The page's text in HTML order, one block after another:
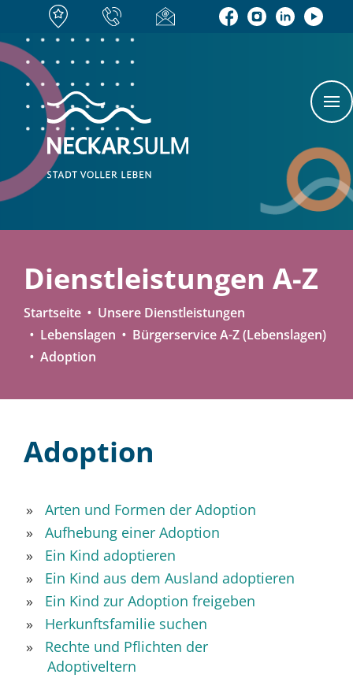
Dienstleistungen A-Z
Startseite
Unsere Dienstleistungen
Lebenslagen
Bürgerservice A-Z (Lebenslagen)
Adoption
Adoption
Arten und Formen der Adoption
Aufhebung einer Adoption
Ein Kind adoptieren
Ein Kind aus dem Ausland adoptieren
Ein Kind zur Adoption freigeben
Herkunftsfamilie suchen
Rechte und Pflichten der
Adoptiveltern